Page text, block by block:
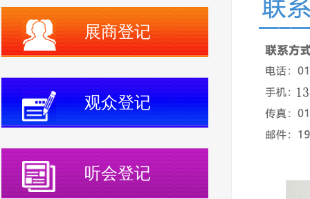
展商登记
观众登记
听会登记